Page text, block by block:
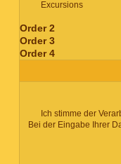
Excursions
Order 2
Order 3
Order 4
Ich stimme der
Bei der Eingabe Ihrer